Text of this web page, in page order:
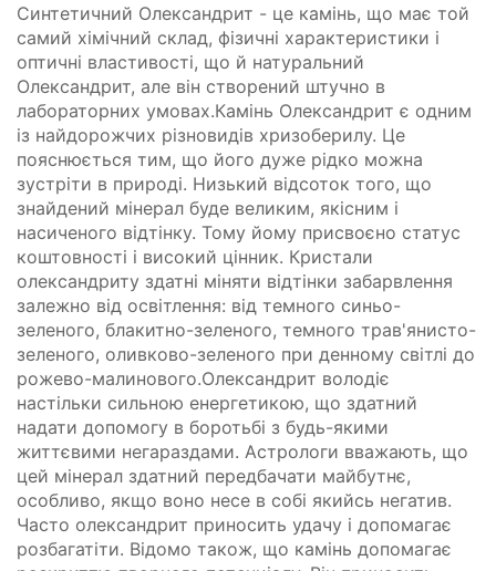
Синтетичний Олександрит - це камінь, що має той
самий хімічний склад, фізичні характеристики і
оптичні властивості, що й натуральний
Олександрит, але він створений штучно в
лабораторних умовах.Камінь Олександрит є одним
із найдорожчих різновидів хризоберилу. Це
пояснюється тим, що його дуже рідко можна
зустріти в природі. Низький відсоток того, що
знайдений мінерал буде великим, якісним і
насиченого відтінку. Тому йому присвоєно статус
коштовності і високий цінник. Кристали
олександриту здатні міняти відтінки забарвлення
залежно від освітлення: від темного синьо-
зеленого, блакитно-зеленого, темного трав'янисто-
зеленого, оливково-зеленого при денному світлі до
рожево-малинового.Олександрит володіє
настільки сильною енергетикою, що здатний
надати допомогу в боротьбі з будь-якими
життєвими негараздами. Астрологи вважають, що
цей мінерал здатний передбачати майбутнє,
особливо, якщо воно несе в собі якийсь негатив.
Часто олександрит приносить удачу і допомагає
розбагатіти. Відомо також, що камінь допомагає